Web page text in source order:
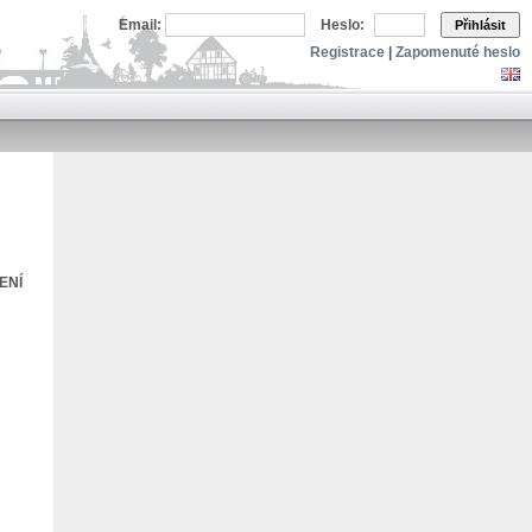
Email: Heslo: Přihlásit
Registrace Zapomenuté heslo